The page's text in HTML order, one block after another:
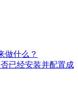
做什么？
已经安装并配置成